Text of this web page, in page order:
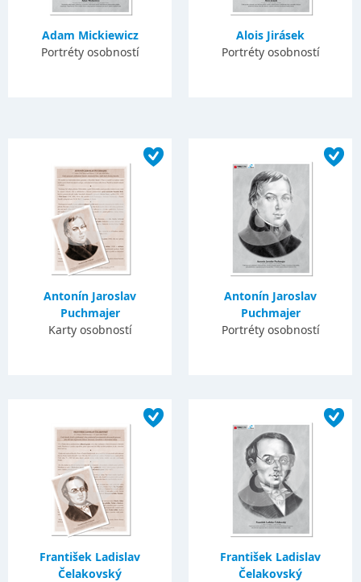
Adam Mickiewicz
Portréty osobností
Alois Jirásek
Portréty osobností
Antonín Jaroslav
Puchmajer
Karty osobností
Antonín Jaroslav
Puchmajer
Portréty osobností
František Ladislav
Čelakovský
František Ladislav
Čelakovský